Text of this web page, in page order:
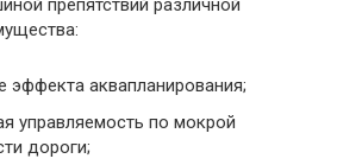
препятствий различной
эффекта аквапланирования;
управляемость по мокрой
дороги;